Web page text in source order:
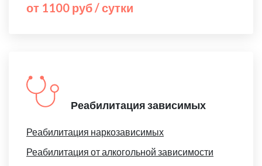
от 1100 руб / сутки
Реабилитация зависимых
Реабилитация наркозависимых
Реабилитация от алкогольной зависимости